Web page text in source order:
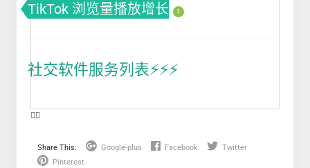
TikTok 浏览量播放增长 1
社交软件服务列表⚡️⚡️⚡️
❤️‍🔥
Share This: Google-plus Facebook
Twitter
Pinterest